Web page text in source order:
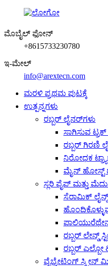
ಮೊಬೈಲ್ ಫೋನ್
+8615733230780
ಇ-ಮೇಲ್
info@arextecn.com
ಮರಳಿ ಪ್ರಥಮ ಪುಟಕ್ಕೆ
ಉತ್ಪನ್ನಗಳು
ರಬ್ಬರ್ ಲೈನರ್‌ಗಳು
ಸಾಗಿಸುವ
ರಬ್ಬರ್ ಗಿರಣಿ
ನಿರೋಧಕ
ಮೈನ್ ಹೋಸ್ಟ್
ಸ್ಲರಿ ಪೈಪ್ ಮತ್ತು
ಸೆರಾಮಿಕ್
ರಬ್ಬರ್ ಲೇನ್ಡ್
ರಬ್ಬರ್
ವೈಬ್ರೇಟಿಂಗ್ ಸ್ಕ್ರೀನ್